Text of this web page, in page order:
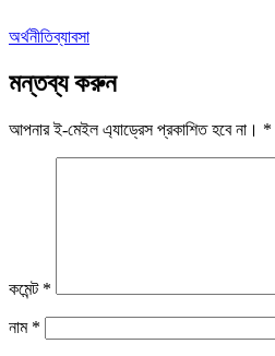
অর্থনীতিব্যাবসা
মন্তব্য করুন
আপনার ই-মেইল এ্যাড্রেস প্রকাশিত হবে না। *
কমেন্ট *
নাম *